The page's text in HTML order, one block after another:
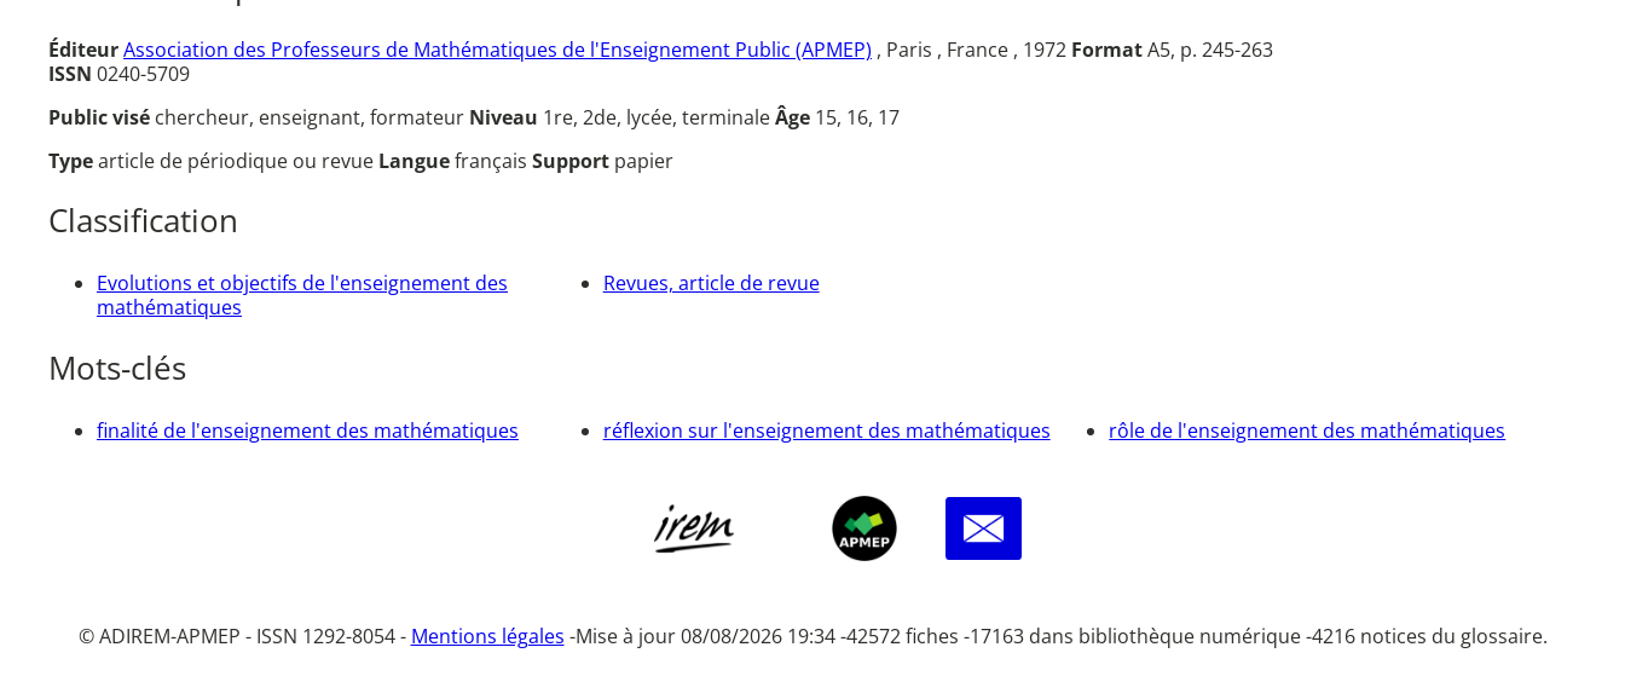
ÉditeurAssociation des Professeurs de Mathématiques de l'Enseignement Public (APMEP) , Paris , France , 1972 FormatA5, p. 245-263
ISSN 0240-5709
Public visé chercheur, enseignant, formateur Niveau 1re, 2de, lycée, terminaleÂge 15, 16, 17
Typearticle de périodique ou revue Languefrançais Support papier
Classification
Evolutions et objectifs de l'enseignement des
mathématiques
Revues, article de revue
Mots-clés
finalité de l'enseignement des mathématiques réflexion sur l'enseignement des mathématiques rôle de l'enseignement des mathématiques
© ADIREM-APMEP - ISSN 1292-8054 - Mentions légales -Mise à jour 08/08/2026 19:34 -42572 fiches -17163 dans bibliothèque numérique -4216 notices du glossaire.